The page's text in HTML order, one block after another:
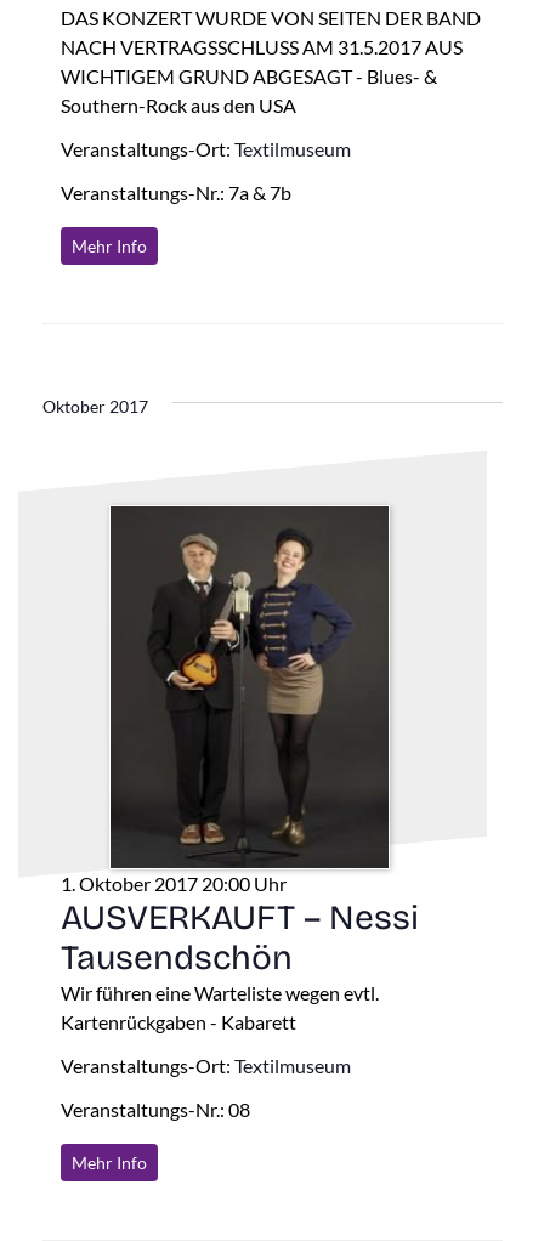
DAS KONZERT WURDE VON SEITEN DER BAND
NACH VERTRAGSSCHLUSS AM 31.5.2017 AUS
WICHTIGEM GRUND ABGESAGT - Blues- &
Southern-Rock aus den USA
Veranstaltungs-Ort: Textilmuseum
Veranstaltungs-Nr.: 7a & 7b
Mehr Info
Oktober 2017
1. Oktober 2017 20:00 Uhr
AUSVERKAUFT – Nessi
Tausendschön
Wir führen eine Warteliste wegen evtl.
Kartenrückgaben - Kabarett
Veranstaltungs-Ort: Textilmuseum
Veranstaltungs-Nr.: 08
Mehr Info